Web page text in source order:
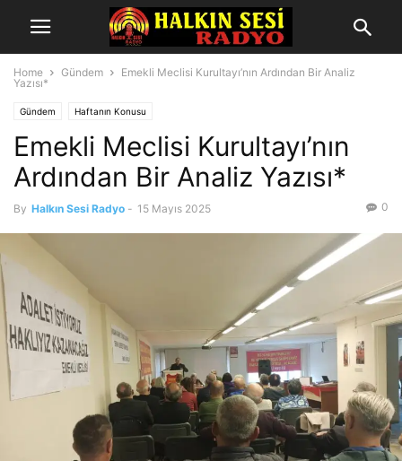
Home Gündem
Emekli Meclisi Kurultayı’nın Ardından Bir Analiz
Yazısı*
Gündem Haftanın Konusu
Emekli Meclisi Kurultayı’nın
Ardından Bir Analiz Yazısı*
By Halkın Sesi Radyo - 15 Mayıs 2025 0